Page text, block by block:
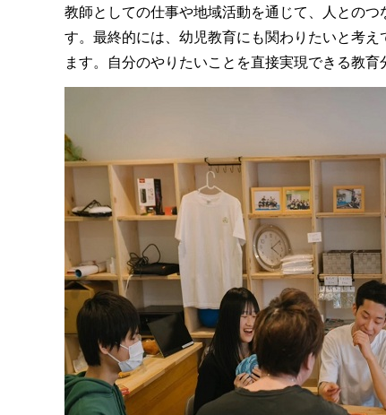
教師としての仕事や地域活動を通じて、人との
す。最終的には、幼児教育にも関わりたいと考
ます。自分のやりたいことを直接実現できる教育